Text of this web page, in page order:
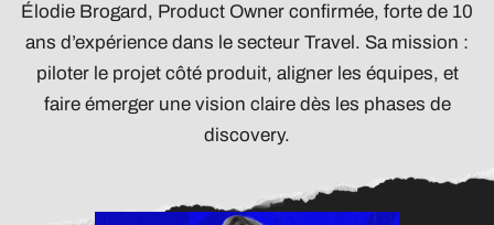
Élodie Brogard, Product Owner confirmée, forte de 10
ans d’expérience dans le secteur Travel. Sa mission :
piloter le projet côté produit, aligner les équipes, et
faire émerger une vision claire dès les phases de
discovery.